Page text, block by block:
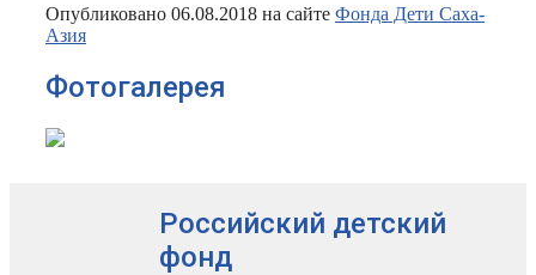
Опубликовано 06.08.2018 на сайте Фонда Дети Саха-
Азия
Фотогалерея
Российский детский
фонд